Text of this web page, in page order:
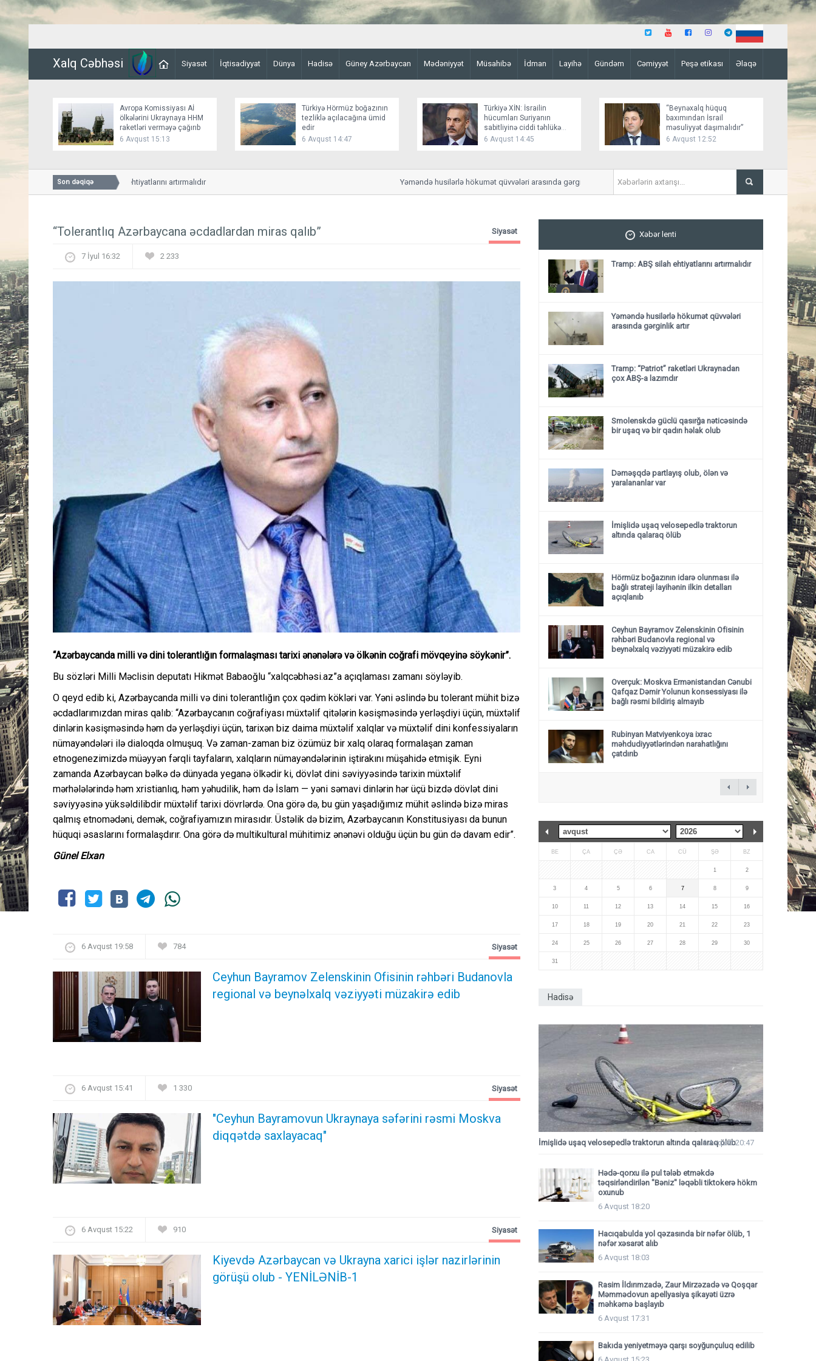
Xalq Cəbhəsi Siyasət İqtisadiyyat Dünya Hadisə Güney Azərbaycan Mədəniyyət Müsahibə İdman Layihə Gündəm Cəmiyyət Peşə etikası Əlaqə
Avropa Komissiyası Aİ
ölkələrini Ukraynaya HHM
raketləri verməyə çağırıb
6 Avqust 15:13
Türkiyə Hörmüz boğazının
tezliklə açılacağına ümid
edir
6 Avqust 14:47
Türkiyə XİN: İsrailin
hücumları Suriyanın
sabitliyinə ciddi təhlükə
yaradır
6 Avqust 14:45
“Beynəxalq hüquq
baxımından İsrail
məsuliyyət daşımalıdır”
6 Avqust 12:52
Son dəqiqə
Tramp: ABŞ silah ehtiyatlarını artırmalıdır Yəməndə husilərlə hökumət qüvvələri arasında gərginlik artır Tramp: “Patriot” raketləri
“Tolerantlıq Azərbaycana əcdadlardan miras qalıb” Siyasət
7 İyul 16:32 2 233
“Azərbaycanda milli və dini tolerantlığın formalaşması tarixi ənənələrə və ölkənin coğrafi mövqeyinə söykənir”.
Bu sözləri Milli Məclisin deputatı Hikmət Babaoğlu “xalqcəbhəsi.az”a açıqlaması zamanı söyləyib.
O qeyd edib ki, Azərbaycanda milli və dini tolerantlığın çox qədim kökləri var. Yəni əslində bu tolerant mühit bizə
əcdadlarımızdan miras qalıb: “Azərbaycanın coğrafiyası müxtəlif qitələrin kəsişməsində yerləşdiyi üçün, müxtəlif
dinlərin kəsişməsində həm də yerləşdiyi üçün, tarixən biz daima müxtəlif xalqlar və müxtəlif dini konfessiyaların
nümayəndələri ilə dialoqda olmuşuq. Və zaman-zaman biz özümüz bir xalq olaraq formalaşan zaman
etnogenezimizdə müəyyən fərqli tayfaların, xalqların nümayəndələrinin iştirakını müşahidə etmişik. Eyni
zamanda Azərbaycan bəlkə də dünyada yeganə ölkədir ki, dövlət dini səviyyəsində tarixin müxtəlif
mərhələlərində həm xristianlıq, həm yəhudilik, həm də İslam — yəni səmavi dinlərin hər üçü bizdə dövlət dini
səviyyəsinə yüksəldilibdir müxtəlif tarixi dövrlərdə. Ona görə də, bu gün yaşadığımız mühit əslində bizə miras
qalmış etnomədəni, demək, coğrafiyamızın mirasıdır. Üstəlik də bizim, Azərbaycanın Konstitusiyası da bunun
hüquqi əsaslarını formalaşdırır. Ona görə də multikultural mühitimiz ənənəvi olduğu üçün bu gün də davam edir”.
Günel Elxan
6 Avqust 19:58 784
Ceyhun Bayramov Zelenskinin Ofisinin rəhbəri Budanovla
regional və beynəlxalq vəziyyəti müzakirə edib
Siyasət
6 Avqust 15:41 1 330
"Ceyhun Bayramovun Ukraynaya səfərini rəsmi Moskva
diqqətdə saxlayacaq"
Siyasət
6 Avqust 15:22 910
Kiyevdə Azərbaycan və Ukrayna xarici işlər nazirlərinin
görüşü olub - YENİLƏNİB-1
Siyasət
Xəbər lenti
Tramp: ABŞ silah ehtiyatlarını artırmalıdır
Yəməndə husilərlə hökumət qüvvələri
arasında gərginlik artır
Tramp: “Patriot” raketləri Ukraynadan
çox ABŞ-a lazımdır
Smolenskdə güclü qasırğa nəticəsində
bir uşaq və bir qadın həlak olub
Dəməşqdə partlayış olub, ölən və
yaralananlar var
İmişlidə uşaq velosepedlə traktorun
altında qalaraq ölüb
Hörmüz boğazının idarə olunması ilə
bağlı strateji layihənin ilkin detalları
açıqlanıb
Ceyhun Bayramov Zelenskinin Ofisinin
rəhbəri Budanovla regional və
beynəlxalq vəziyyəti müzakirə edib
Overçuk: Moskva Ermənistandan Cənubi
Qafqaz Dəmir Yolunun konsessiyası ilə
bağlı rəsmi bildiriş almayıb
Rubinyan Matviyenkoya ixrac
məhdudiyyətlərindən narahatlığını
çatdırıb
BE ÇA ÇƏ CA CÜ ŞƏ BZ
1 2
3 4 5 6 7 8 9
10 11 12 13 14 15 16
17 18 19 20 21 22 23
24 25 26 27 28 29 30
31
Hadisə
İmişlidə uşaq velosepedlə traktorun altında qalaraq ölüb
6 Avqust 20:47
Hədə-qorxu ilə pul tələb etməkdə
təqsirləndirilən "Bəniz" ləqəbli tiktokerə hökm
oxunub
6 Avqust 18:20
Hacıqabulda yol qəzasında bir nəfər ölüb, 1
nəfər xəsarət alıb
6 Avqust 18:03
Rasim İldırımzadə, Zaur Mirzəzadə və Qoşqar
Məmmədovun apellyasiya şikayəti üzrə
məhkəmə başlayıb
6 Avqust 17:31
Bakıda yeniyetməyə qarşı soyğunçuluq edilib